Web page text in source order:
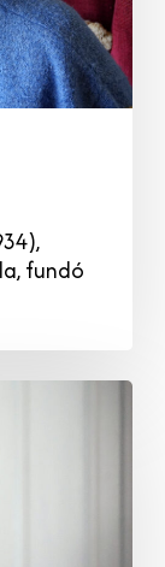
fundó